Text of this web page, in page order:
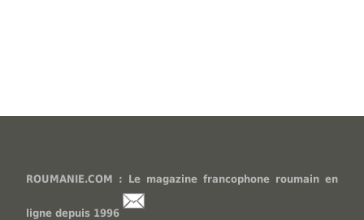
ROUMANIE.COM : Le magazine francophone roumain en
ligne depuis 1996